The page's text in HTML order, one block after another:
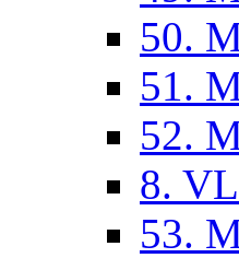
50.
51.
52.
8.
53.